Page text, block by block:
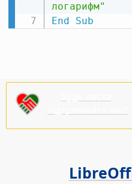
логарифм"
End
Sub